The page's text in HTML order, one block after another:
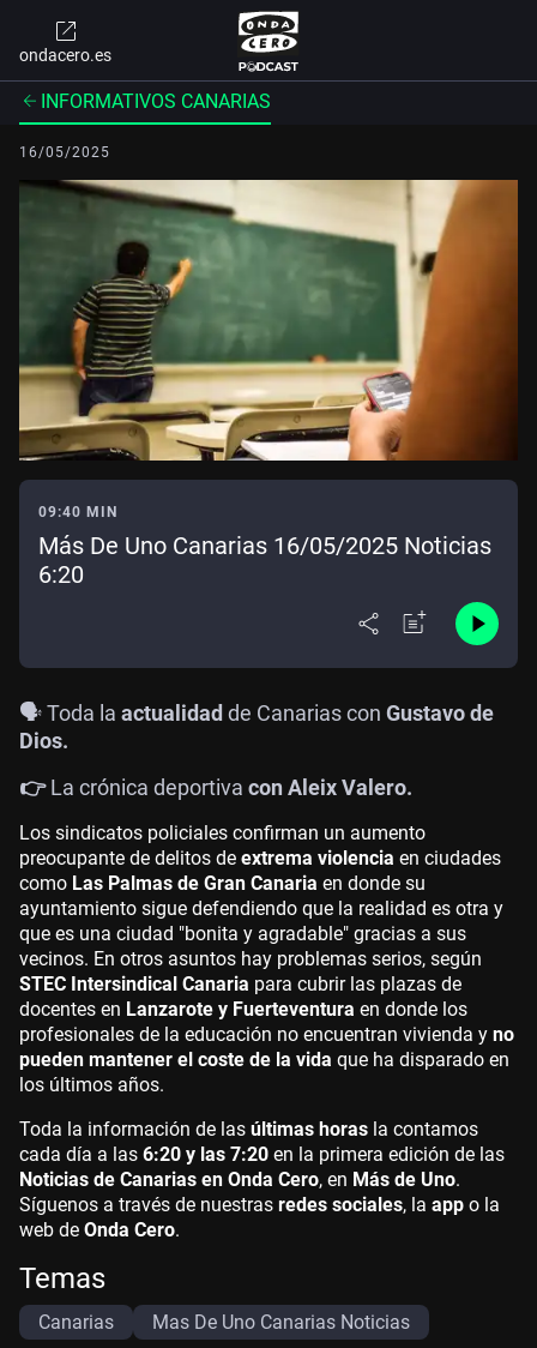
ondacero.es
INFORMATIVOS CANARIAS
16/05/2025
09:40 MIN
Más De Uno Canarias 16/05/2025 Noticias
6:20
🗣️ Toda la actualidad de Canarias con Gustavo de
Dios.
👉La crónica deportiva con Aleix Valero.
Los sindicatos policiales confirman un aumento
preocupante de delitos de extrema violencia en ciudades
como Las Palmas de Gran Canaria en donde su
ayuntamiento sigue defendiendo que la realidad es otra y
que es una ciudad "bonita y agradable" gracias a sus
vecinos. En otros asuntos hay problemas serios, según
STEC Intersindical Canaria para cubrir las plazas de
docentes en Lanzarote y Fuerteventura en donde los
profesionales de la educación no encuentran vivienda y no
pueden mantener el coste de la vida que ha disparado en
los últimos años.
Toda la información de las últimas horas la contamos
cada día a las 6:20 y las 7:20 en la primera edición de las
Noticias de Canarias en Onda Cero, en Más de Uno.
Síguenos a través de nuestras redes sociales, la app o la
web de Onda Cero.
Temas
Canarias Mas De Uno Canarias Noticias